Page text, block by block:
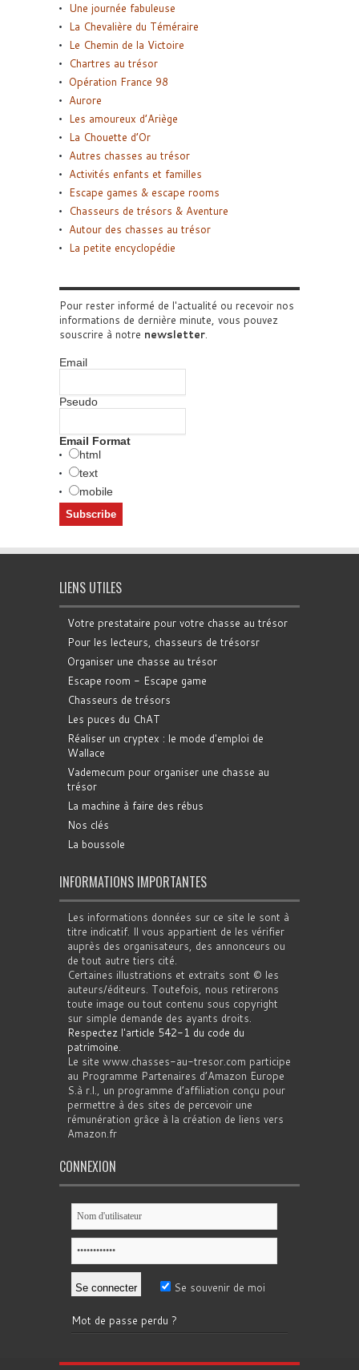
Une journée fabuleuse
La Chevalière du Téméraire
Le Chemin de la Victoire
Chartres au trésor
Opération France 98
Aurore
Les amoureux d’Ariège
La Chouette d’Or
Autres chasses au trésor
Activités enfants et familles
Escape games & escape rooms
Chasseurs de trésors & Aventure
Autour des chasses au trésor
La petite encyclopédie
Pour rester informé de l'actualité ou recevoir nos
informations de dernière minute, vous pouvez
souscrire à notre newsletter.
Email
Pseudo
Email Format
html
text
mobile
LIENS UTILES
Votre prestataire pour votre chasse au trésor
Pour les lecteurs, chasseurs de trésorsr
Organiser une chasse au trésor
Escape room - Escape game
Chasseurs de trésors
Les puces du ChAT
Réaliser un cryptex : le mode d'emploi de
Wallace
Vademecum pour organiser une chasse au
trésor
La machine à faire des rébus
Nos clés
La boussole
INFORMATIONS IMPORTANTES
Les informations données sur ce site le sont à
titre indicatif. Il vous appartient de les vérifier
auprès des organisateurs, des annonceurs ou
de tout autre tiers cité.
Certaines illustrations et extraits sont © les
auteurs/éditeurs. Toutefois, nous retirerons
toute image ou tout contenu sous copyright
sur simple demande des ayants droits.
Respectez l'article 542-1 du code du
patrimoine.
Le site www.chasses-au-tresor.com participe
au Programme Partenaires d’Amazon Europe
S.à r.l., un programme d’affiliation conçu pour
permettre à des sites de percevoir une
rémunération grâce à la création de liens vers
Amazon.fr
CONNEXION
Se souvenir de moi
Mot de passe perdu ?